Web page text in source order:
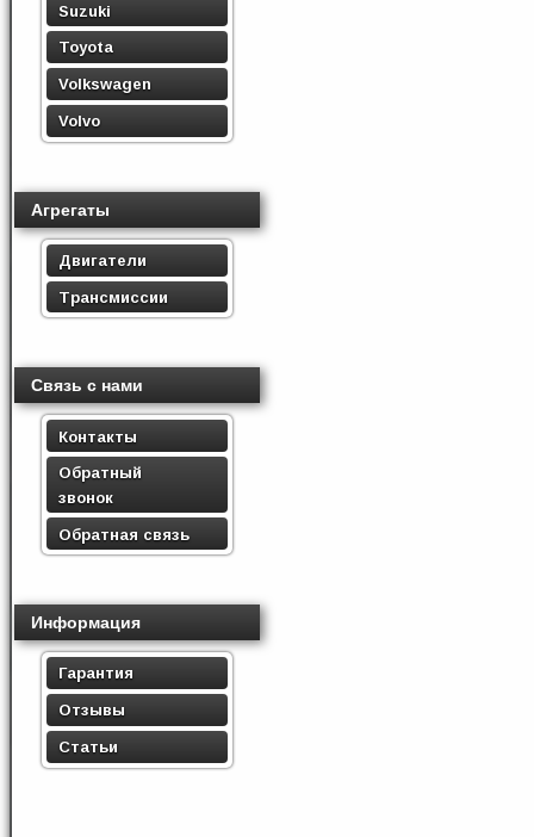
Suzuki
Toyota
Volkswagen
Volvo
Агрегаты
Двигатели
Трансмиссии
Связь с нами
Контакты
Обратный
звонок
Обратная связь
Информация
Гарантия
Отзывы
Статьи